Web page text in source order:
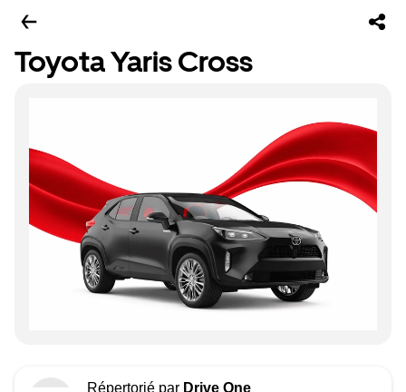
Toyota Yaris Cross
Répertorié par Drive One